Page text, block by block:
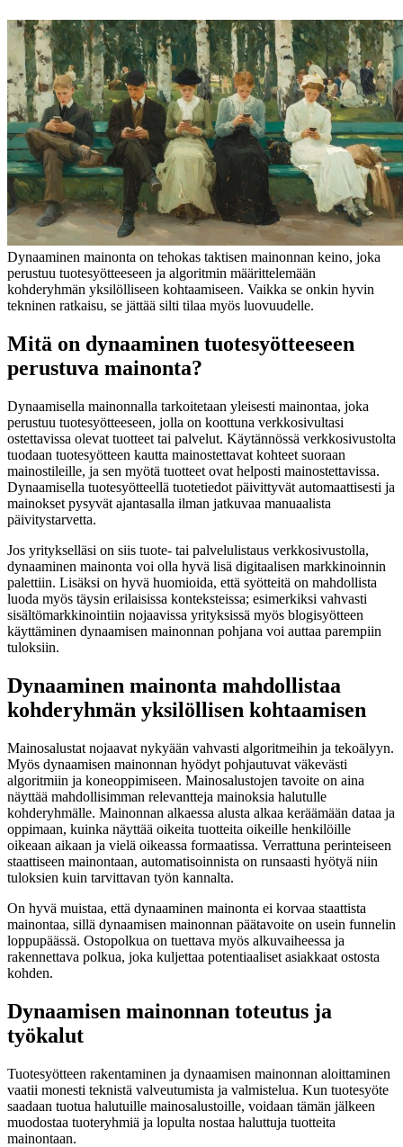
Dynaaminen mainonta on tehokas taktisen mainonnan keino, joka
perustuu tuotesyötteeseen ja algoritmin määrittelemään
kohderyhmän yksilölliseen kohtaamiseen. Vaikka se onkin hyvin
tekninen ratkaisu, se jättää silti tilaa myös luovuudelle.
Mitä on dynaaminen tuotesyötteeseen
perustuva mainonta?
Dynaamisella mainonnalla tarkoitetaan yleisesti mainontaa, joka
perustuu tuotesyötteeseen, jolla on koottuna verkkosivultasi
ostettavissa olevat tuotteet tai palvelut. Käytännössä verkkosivustolta
tuodaan tuotesyötteen kautta mainostettavat kohteet suoraan
mainostileille, ja sen myötä tuotteet ovat helposti mainostettavissa.
Dynaamisella tuotesyötteellä tuotetiedot päivittyvät automaattisesti ja
mainokset pysyvät ajantasalla ilman jatkuvaa manuaalista
päivitystarvetta.
Jos yritykselläsi on siis tuote- tai palvelulistaus verkkosivustolla,
dynaaminen mainonta voi olla hyvä lisä digitaalisen markkinoinnin
palettiin. Lisäksi on hyvä huomioida, että syötteitä on mahdollista
luoda myös täysin erilaisissa konteksteissa; esimerkiksi vahvasti
sisältömarkkinointiin nojaavissa yrityksissä myös blogisyötteen
käyttäminen dynaamisen mainonnan pohjana voi auttaa parempiin
tuloksiin.
Dynaaminen mainonta mahdollistaa
kohderyhmän yksilöllisen kohtaamisen
Mainosalustat nojaavat nykyään vahvasti algoritmeihin ja tekoälyyn.
Myös dynaamisen mainonnan hyödyt pohjautuvat väkevästi
algoritmiin ja koneoppimiseen. Mainosalustojen tavoite on aina
näyttää mahdollisimman relevantteja mainoksia halutulle
kohderyhmälle. Mainonnan alkaessa alusta alkaa keräämään dataa ja
oppimaan, kuinka näyttää oikeita tuotteita oikeille henkilöille
oikeaan aikaan ja vielä oikeassa formaatissa. Verrattuna perinteiseen
staattiseen mainontaan, automatisoinnista on runsaasti hyötyä niin
tuloksien kuin tarvittavan työn kannalta.
On hyvä muistaa, että dynaaminen mainonta ei korvaa staattista
mainontaa, sillä dynaamisen mainonnan päätavoite on usein funnelin
loppupäässä. Ostopolkua on tuettava myös alkuvaiheessa ja
rakennettava polkua, joka kuljettaa potentiaaliset asiakkaat ostosta
kohden.
Dynaamisen mainonnan toteutus ja
työkalut
Tuotesyötteen rakentaminen ja dynaamisen mainonnan aloittaminen
vaatii monesti teknistä valveutumista ja valmistelua. Kun tuotesyöte
saadaan tuotua halutuille mainosalustoille, voidaan tämän jälkeen
muodostaa tuoteryhmiä ja lopulta nostaa haluttuja tuotteita
mainontaan.